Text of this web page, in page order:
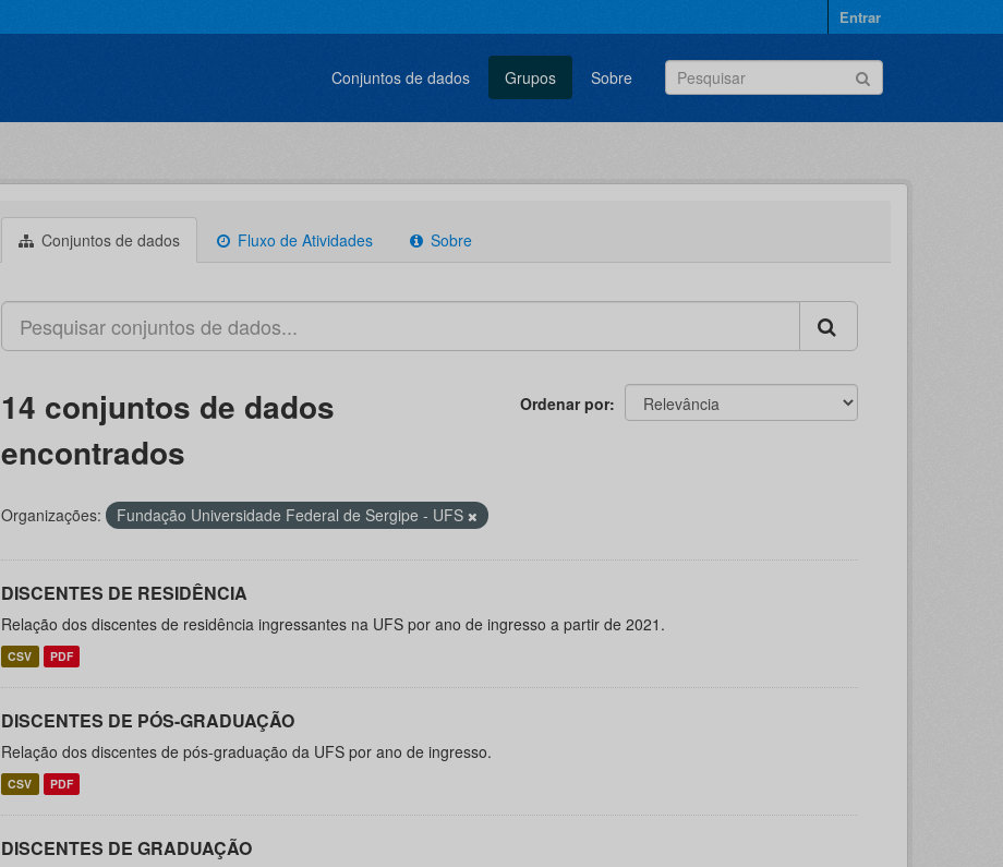
Entrar
Conjuntos de dados Grupos Sobre
Conjuntos de dados Fluxo de Atividades Sobre
Ordenar por
14 conjuntos de dados
encontrados
Organizações: Fundação Universidade Federal de Sergipe - UFS
DISCENTES DE RESIDÊNCIA
Relação dos discentes de residência ingressantes na UFS por ano de ingresso a partir de 2021.
CSV PDF
DISCENTES DE PÓS-GRADUAÇÃO
Relação dos discentes de pós-graduação da UFS por ano de ingresso.
CSV PDF
DISCENTES DE GRADUAÇÃO